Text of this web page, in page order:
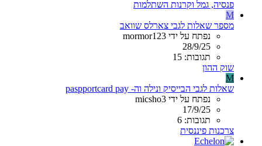
פנסיה, גמל וקרנות השתלמות
M
מספר שאלות לגבי צארלס שוואב
נפתח על ידי mormor123
28/9/25
תגובות: 15
שוק ההון
M
שאלות לגבי הבייסיק ונילה וה- paspportcard pay
נפתח על ידי micsho3
17/9/25
תגובות: 6
צרכנות פיננסית